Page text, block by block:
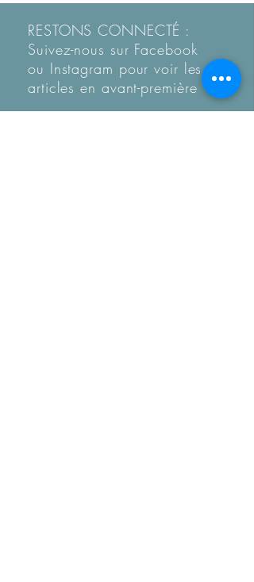
RESTONS CONNECTÉ :
Suivez-nous sur Facebook
ou Instagram pour voir les
articles en avant-première